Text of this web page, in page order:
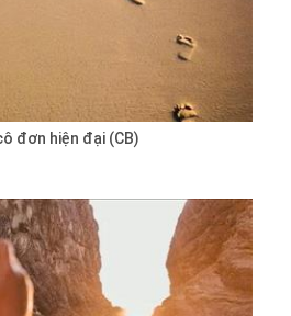
đơn hiện đại (CB)